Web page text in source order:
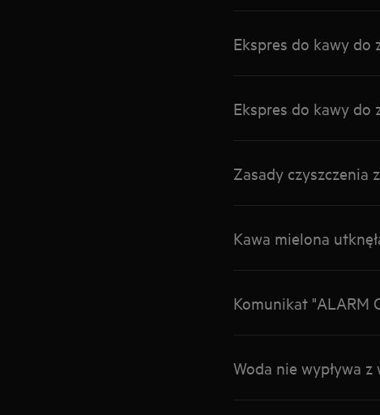
Ekspres do kawy do
Ekspres do kawy do
Zasady czyszczenia
Kawa mielona
Komunikat "ALARM
Woda nie wypływa